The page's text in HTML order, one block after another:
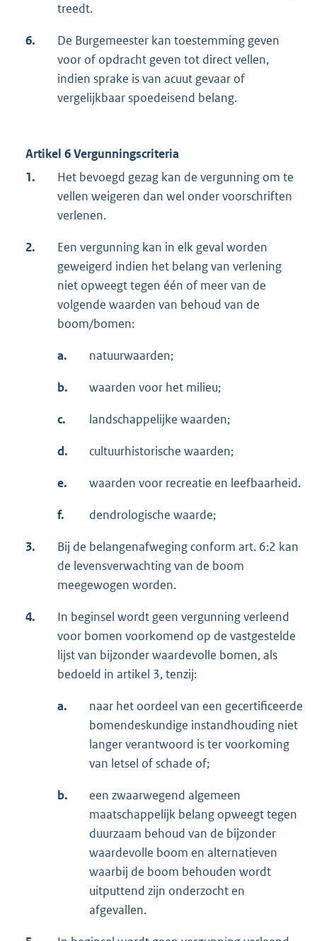
treedt.
6.
De Burgemeester kan toestemming geven
voor of opdracht geven tot direct vellen,
indien sprake is van acuut gevaar of
vergelijkbaar spoedeisend belang.
Artikel 6 Vergunningscriteria
1.
Het bevoegd gezag kan de vergunning om te
vellen weigeren dan wel onder voorschriften
verlenen.
2.
Een vergunning kan in elk geval worden
geweigerd indien het belang van verlening
niet opweegt tegen één of meer van de
volgende waarden van behoud van de
boom/bomen:
a. natuurwaarden;
b. waarden voor het milieu;
c. landschappelijke waarden;
d. cultuurhistorische waarden;
e. waarden voor recreatie en leefbaarheid.
f. dendrologische waarde;
3.
Bij de belangenafweging conform art. 6:2 kan
de levensverwachting van de boom
meegewogen worden.
4.
In beginsel wordt geen vergunning verleend
voor bomen voorkomend op de vastgestelde
lijst van bijzonder waardevolle bomen, als
bedoeld in artikel 3, tenzij:
a.
naar het oordeel van een gecertificeerde
bomendeskundige instandhouding niet
langer verantwoord is ter voorkoming
van letsel of schade of;
b.
een zwaarwegend algemeen
maatschappelijk belang opweegt tegen
duurzaam behoud van de bijzonder
waardevolle boom en alternatieven
waarbij de boom behouden wordt
uitputtend zijn onderzocht en
afgevallen.